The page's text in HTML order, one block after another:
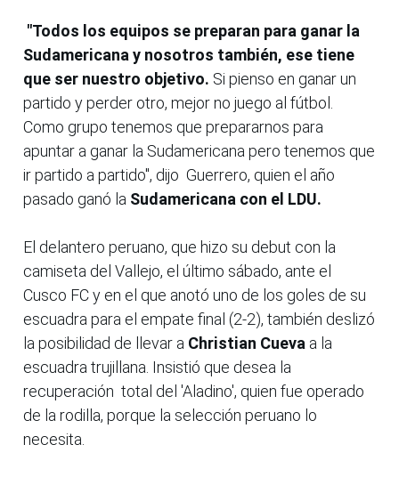
"Todos los equipos se preparan para ganar la
Sudamericana y nosotros también, ese tiene
que ser nuestro objetivo. Si pienso en ganar un
partido y perder otro, mejor no juego al fútbol.
Como grupo tenemos que prepararnos para
apuntar a ganar la Sudamericana pero tenemos que
ir partido a partido", dijo Guerrero, quien el año
pasado ganó la Sudamericana con el LDU.
El delantero peruano, que hizo su debut con la
camiseta del Vallejo, el último sábado, ante el
Cusco FC y en el que anotó uno de los goles de su
escuadra para el empate final (2-2), también deslizó
la posibilidad de llevar a Christian Cueva a la
escuadra trujillana. Insistió que desea la
recuperación total del 'Aladino', quien fue operado
de la rodilla, porque la selección peruano lo
necesita.